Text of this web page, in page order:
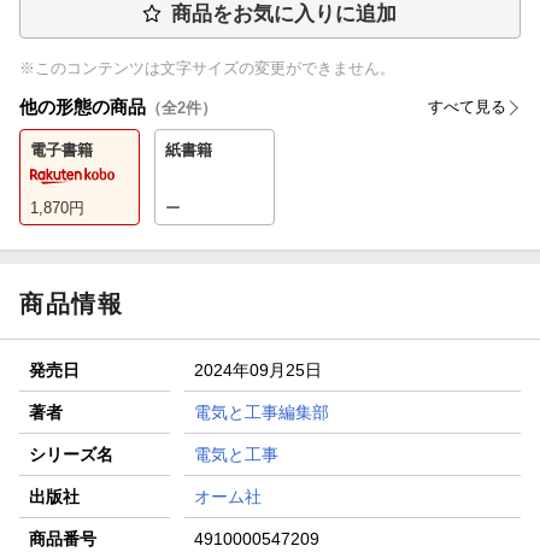
商品をお気に入りに追加
※このコンテンツは文字サイズの変更ができません。
他の形態の商品 （全2件） すべて見る
電子書籍
1,870円
紙書籍
ー
商品情報
発売日 2024年09月25日
著者 電気と工事編集部
シリーズ名 電気と工事
出版社 オーム社
商品番号 4910000547209